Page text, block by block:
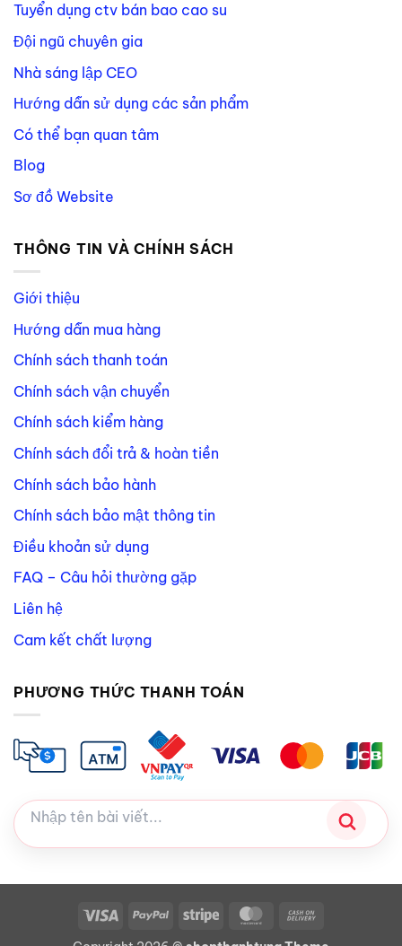
Tuyển dụng ctv bán bao cao su
Đội ngũ chuyên gia
Nhà sáng lập CEO
Hướng dẫn sử dụng các sản phẩm
Có thể bạn quan tâm
Blog
Sơ đồ Website
THÔNG TIN VÀ CHÍNH SÁCH
Giới thiệu
Hướng dẫn mua hàng
Chính sách thanh toán
Chính sách vận chuyển
Chính sách kiểm hàng
Chính sách đổi trả & hoàn tiền
Chính sách bảo hành
Chính sách bảo mật thông tin
Điều khoản sử dụng
FAQ – Câu hỏi thường gặp
Liên hệ
Cam kết chất lượng
PHƯƠNG THỨC THANH TOÁN
Visa PayPal Stripe MasterCard